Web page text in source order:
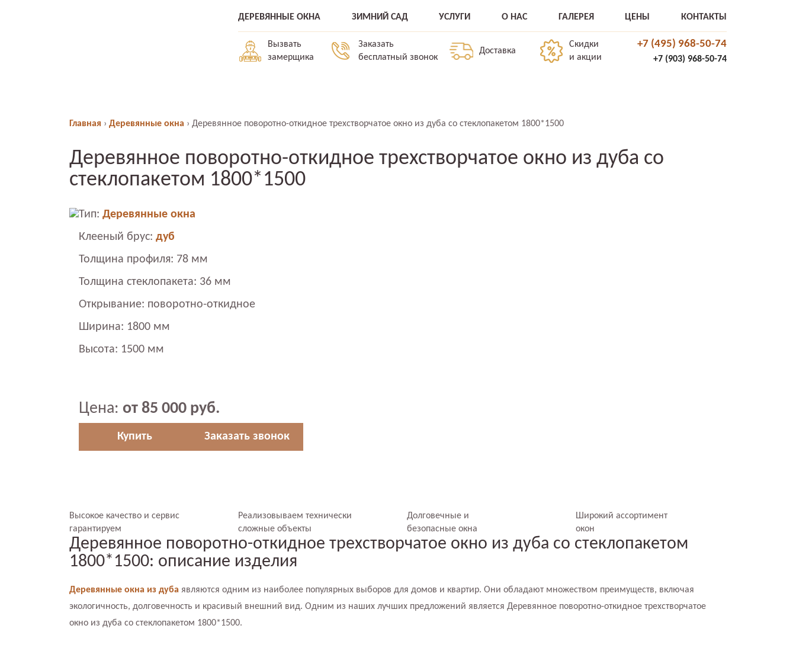
ДЕРЕВЯННЫЕ ОКНА ЗИМНИЙ САД УСЛУГИ О НАС ГАЛЕРЕЯ ЦЕНЫ КОНТАКТЫ
Вызвать
замерщика
Заказать
бесплатный звонок
Доставка
Скидки
и акции
+7 (495) 968-50-74
+7 (903) 968-50-74
Главная › Деревянные окна › Деревянное поворотно-откидное трехстворчатое окно из дуба со стеклопакетом 1800*1500
Деревянное поворотно-откидное трехстворчатое окно из дуба со
стеклопакетом 1800*1500
Тип: Деревянные окна
Клееный брус: дуб
Толщина профиля: 78 мм
Толщина стеклопакета: 36 мм
Открывание: поворотно-откидное
Ширина: 1800 мм
Высота: 1500 мм
Цена: от 85 000 руб.
Купить Заказать звонок
Высокое качество и сервис
гарантируем
Реализовываем технически
сложные объекты
Долговечные и
безопасные окна
Широкий ассортимент
окон
Деревянное поворотно-откидное трехстворчатое окно из дуба со стеклопакетом
1800*1500: описание изделия
Деревянные окна из дуба являются одним из наиболее популярных выборов для домов и квартир. Они обладают множеством преимуществ, включая
экологичность, долговечность и красивый внешний вид. Одним из наших лучших предложений является Деревянное поворотно-откидное трехстворчатое
окно из дуба со стеклопакетом 1800*1500.